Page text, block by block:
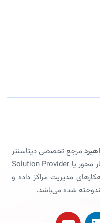
مرجع تخصصی دیتاسنتر
و رایانش ابری، به عنوان یک شرکت راهکار محور یا Solution Provider
مدیریت مراکز داده و
شده می‌باشد.